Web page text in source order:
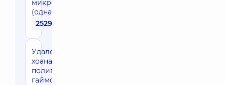
микрогайморотомия
(одна сторона)
25290 грн
Удаление
хоанального
полипа (с
гайморотомией)